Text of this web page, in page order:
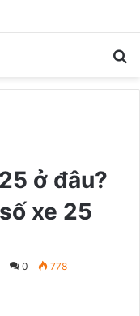
ở đâu?
xe 25
0 778